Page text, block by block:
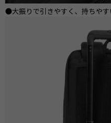
●大振りで引きやすく、持ちやす